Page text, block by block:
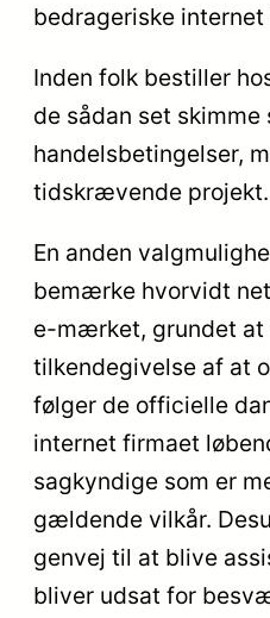
bedrageriske
Inden folk bestiller
de sådan set skimme
handelsbetingelser,
tidskrævende projekt.
En anden
bemærke hvorvidt
e-mærket, grundet at
tilkendegivelse af at
følger de officielle
internet firmaet
sagkyndige som er
gældende vilkår.
genvej til at blive
bliver udsat for